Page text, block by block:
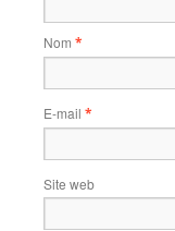
Nom *
E-mail *
Site web